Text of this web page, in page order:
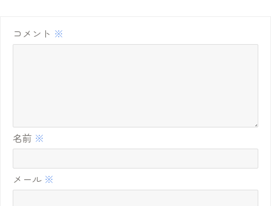
コメント ※
名前 ※
メール ※